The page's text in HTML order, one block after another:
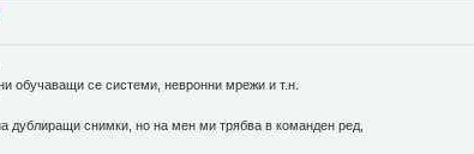
обучаващи се системи, невронни мрежи и т.н.
дублиращи снимки, но на мен ми трябва в команден ред,